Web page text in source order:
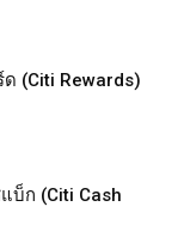
ด (Citi Rewards)
บ็ก (Citi Cash